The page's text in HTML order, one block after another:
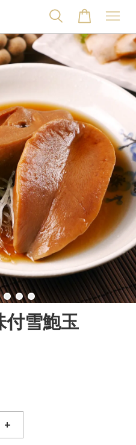
付雪鮑玉
+